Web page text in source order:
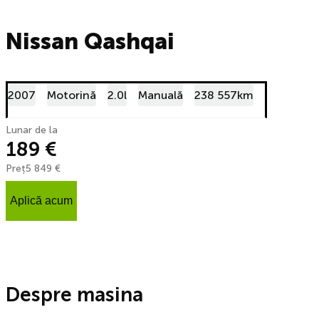
Nissan Qashqai
2007 Motorină 2.0l Manuală 238 557km
Lunar de la
189 €
Preț5 849 €
Aplică acum
Despre masina